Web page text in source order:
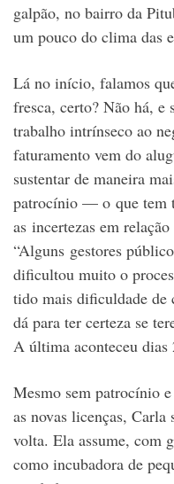
galpão, no bairro da
um pouco do clima das
Lá no início, falamos
fresca, certo? Não há,
trabalho intrínseco ao
faturamento vem do
sustentar de maneira
patrocínio — o que tem
as incertezas em
“Alguns gestores
dificultou muito o
tido mais dificuldade de
dá para ter certeza se
A última aconteceu
Mesmo sem patrocínio
as novas licenças, Carla
volta. Ela assume, com
como incubadora de